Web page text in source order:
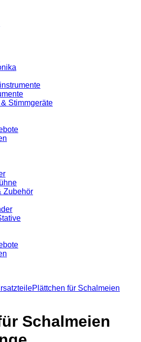
Stimmgeräte
Zubehör
Plättchen für Schalmeien
Schalmeien